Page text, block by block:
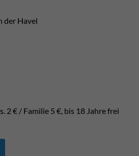
der Havel
2 € / Familie 5 €, bis 18 Jahre frei